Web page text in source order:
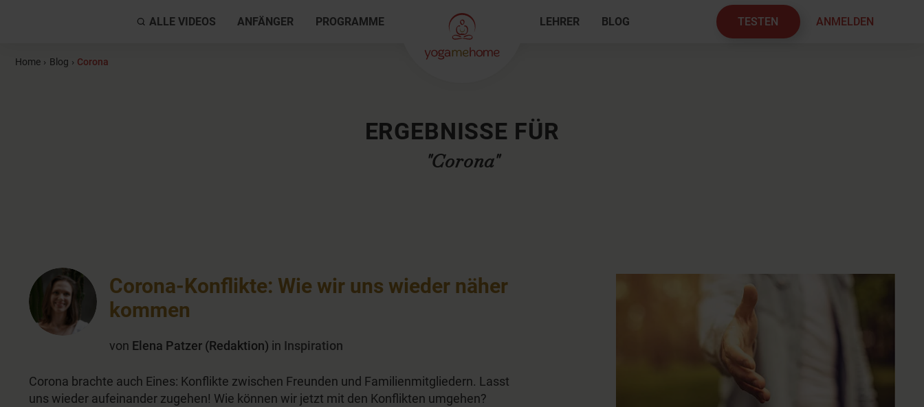
ALLE VIDEOS ANFÄNGER PROGRAMME LEHRER BLOG TESTEN ANMELDEN
Home › Blog › Corona
ERGEBNISSE FÜR
"Corona"
Corona-Konflikte: Wie wir uns wieder näher
kommen
von Elena Patzer (Redaktion) in Inspiration
Corona brachte auch Eines: Konflikte zwischen Freunden und Familienmitgliedern. Lasst
uns wieder aufeinander zugehen! Wie können wir jetzt mit den Konflikten umgehen?